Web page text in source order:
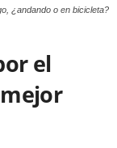
¿andando o en bicicleta?
el